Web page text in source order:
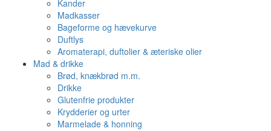
Kander
Madkasser
Bageforme og hævekurve
Duftlys
Aromaterapi, duftolier & æteriske olier
Mad & drikke
Brød, knækbrød m.m.
Drikke
Glutenfrie produkter
Krydderier og urter
Marmelade & honning